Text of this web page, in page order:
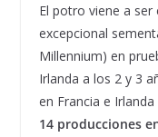
El potro viene a ser
excepcional
Millennium) en
Irlanda a los 2 y 3
en Francia e
14 producciones